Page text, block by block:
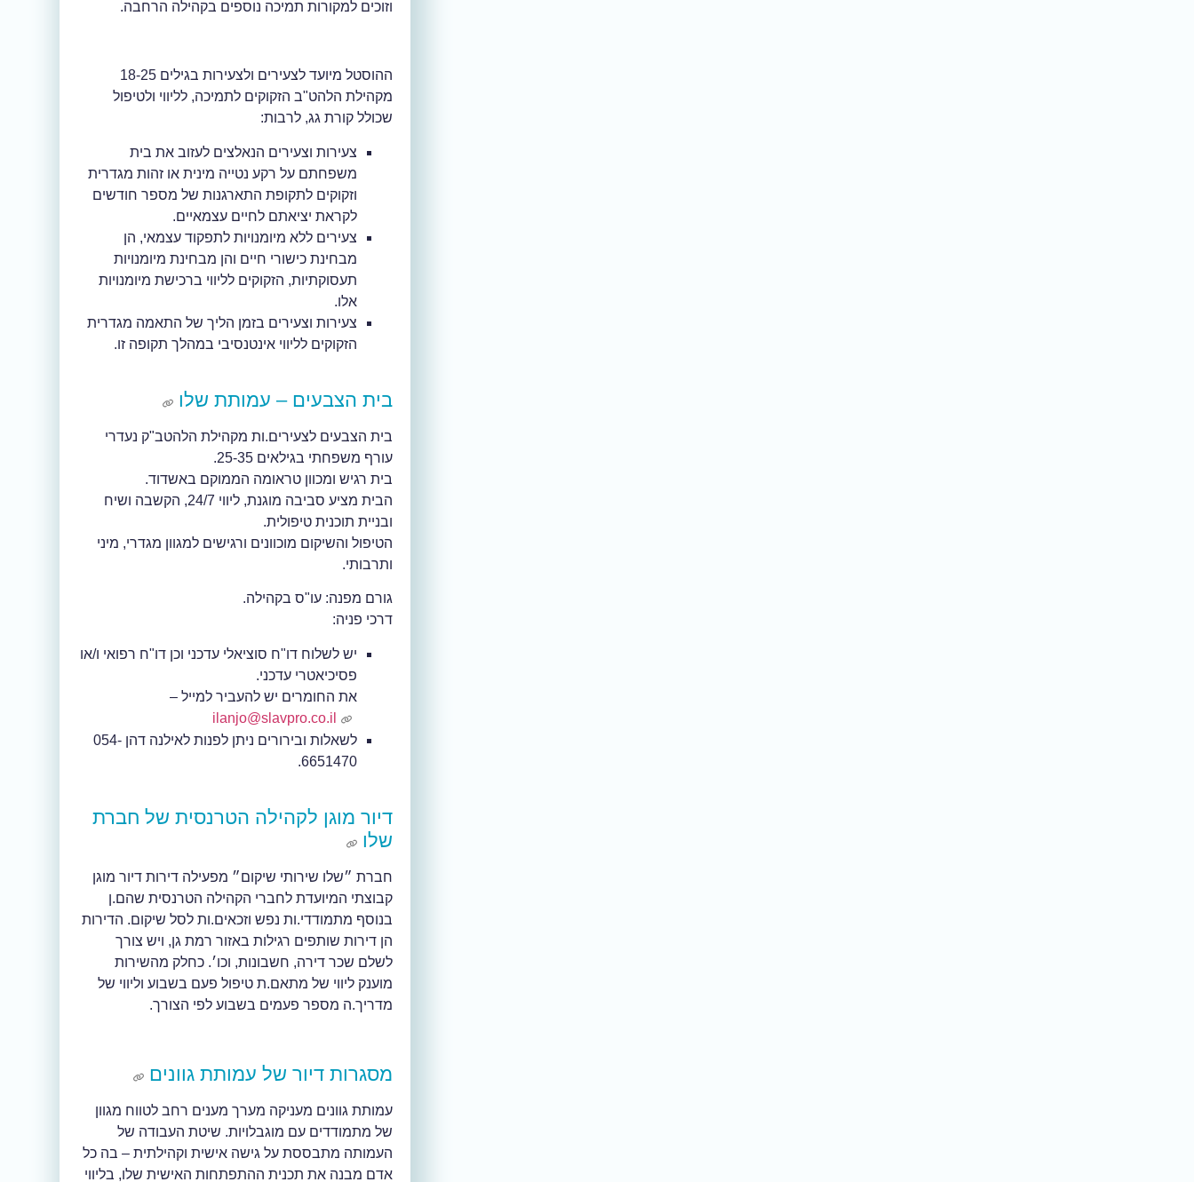
וזוכים למקורות תמיכה נוספים בקהילה הרחבה.
ההוסטל מיועד לצעירים ולצעירות בגילים 18-25
מקהילת הלהט"ב הזקוקים לתמיכה, לליווי ולטיפול
שכולל קורת גג, לרבות:
צעירות וצעירים הנאלצים לעזוב את בית
משפחתם על רקע נטייה מינית או זהות מגדרית
וזקוקים לתקופת התארגנות של מספר חודשים
לקראת יציאתם לחיים עצמאיים.
צעירים ללא מיומנויות לתפקוד עצמאי, הן
מבחינת כישורי חיים והן מבחינת מיומנויות
תעסוקתיות, הזקוקים לליווי ברכישת מיומנויות
אלו.
צעירות וצעירים בזמן הליך של התאמה מגדרית
הזקוקים לליווי אינטנסיבי במהלך תקופה זו.
בית הצבעים – עמותת שלו
בית הצבעים לצעירים.ות מקהילת הלהטב"ק נעדרי
עורף משפחתי בגילאים 25-35.
בית רגיש ומכוון טראומה הממוקם באשדוד.
הבית מציע סביבה מוגנת, ליווי 24/7, הקשבה ושיח
ובניית תוכנית טיפולית.
הטיפול והשיקום מוכוונים ורגישים למגוון מגדרי, מיני
ותרבותי.
גורם מפנה: עו"ס בקהילה.
דרכי פניה:
יש לשלוח דו"ח סוציאלי עדכני וכן דו"ח רפואי ו/או
פסיכיאטרי עדכני.
את החומרים יש להעביר למייל –
ilanjo@slavpro.co.il
לשאלות ובירורים ניתן לפנות לאילנה דהן 054-
6651470.
דיור מוגן לקהילה הטרנסית של חברת
שלו
חברת ״שלו שירותי שיקום״ מפעילה דירות דיור מוגן
קבוצתי המיועדת לחברי הקהילה הטרנסית שהם.ן
בנוסף מתמודדי.ות נפש וזכאים.ות לסל שיקום. הדירות
הן דירות שותפים רגילות באזור רמת גן, ויש צורך
לשלם שכר דירה, חשבונות, וכו׳. כחלק מהשירות
מוענק ליווי של מתאם.ת טיפול פעם בשבוע וליווי של
מדריך.ה מספר פעמים בשבוע לפי הצורך.
מסגרות דיור של עמותת גוונים
עמותת גוונים מעניקה מערך מענים רחב לטווח מגוון
של מתמודדים עם מוגבלויות. שיטת העבודה של
העמותה מתבססת על גישה אישית וקהילתית – בה כל
אדם מבנה את תכנית ההתפתחות האישית שלו, בליווי